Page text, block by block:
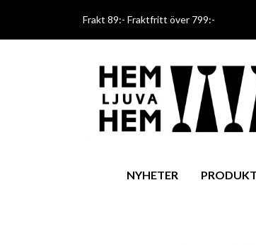
Frakt 89:- Fraktfritt över 799:-
NYHETER